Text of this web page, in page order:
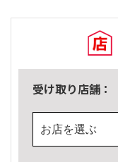
受け取り店舗：
お店を選ぶ